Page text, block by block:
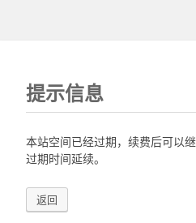
提示信息
本站空间已经过期，续费后可以
过期时间延续。
返回